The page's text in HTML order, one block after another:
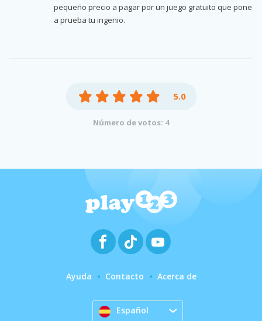
pequeño precio a pagar por un juego gratuito que pone
a prueba tu ingenio.
5.0
Número de votos: 4
Ayuda Contacto Acerca de
Español